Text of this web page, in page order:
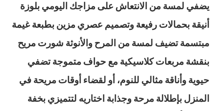
يضفي لمسة من الانتعاش على مزاجك اليومي بلوزة
أنيقة بحمالات رفيعة وتصميم عصري مزين بطبعة غيمة
مبتسمة تضيف لمسة من المرح والأنوثة شورت مريح
بنقشة مربعات كلاسيكية مع حواف متموجة تضفي
حيوية وأناقة مثالي للنوم، أو لقضاء أوقات مريحة في
المنزل بإطلالة مرحة وجذابة اختاريه لتتميزي بخفة